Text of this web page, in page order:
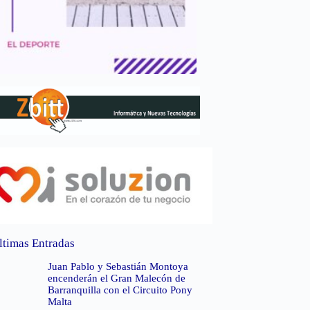
Entradas
Juan Pablo y Sebastián Montoya
encenderán el Gran Malecón de
Barranquilla con el Circuito Pony
Malta